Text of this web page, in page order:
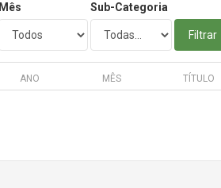
Mês Sub-Categoria
Filtrar
ANO MÊS TÍTULO